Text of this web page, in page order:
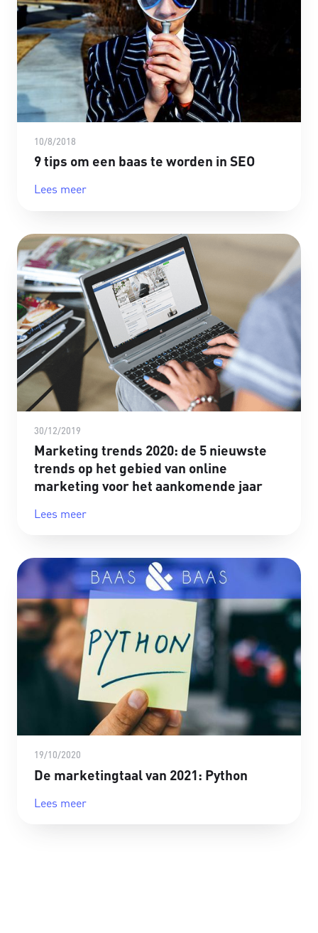
10/8/2018
9 tips om een baas te worden in SEO
Lees meer
30/12/2019
Marketing trends 2020: de 5 nieuwste
trends op het gebied van online
marketing voor het aankomende jaar
Lees meer
19/10/2020
De marketingtaal van 2021: Python
Lees meer